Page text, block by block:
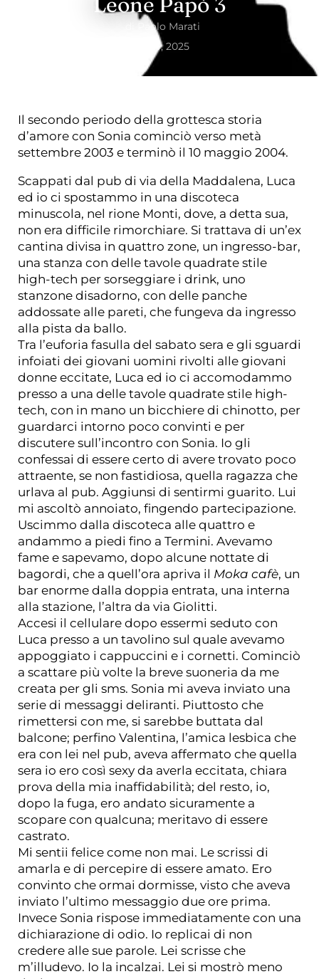
Paolo Marati
Marzo, 2025
Il secondo periodo della grottesca storia
d’amore con Sonia cominciò verso metà
settembre 2003 e terminò il 10 maggio 2004.
Scappati dal pub di via della Maddalena, Luca
ed io ci spostammo in una discoteca
minuscola, nel rione Monti, dove, a detta sua,
non era difficile rimorchiare. Si trattava di un’ex
cantina divisa in quattro zone, un ingresso-bar,
una stanza con delle tavole quadrate stile
high-tech per sorseggiare i drink, uno
stanzone disadorno, con delle panche
addossate alle pareti, che fungeva da ingresso
alla pista da ballo.
Tra l’euforia fasulla del sabato sera e gli sguardi
infoiati dei giovani uomini rivolti alle giovani
donne eccitate, Luca ed io ci accomodammo
presso a una delle tavole quadrate stile high-
tech, con in mano un bicchiere di chinotto, per
guardarci intorno poco convinti e per
discutere sull’incontro con Sonia. Io gli
confessai di essere certo di avere trovato poco
attraente, se non fastidiosa, quella ragazza che
urlava al pub. Aggiunsi di sentirmi guarito. Lui
mi ascoltò annoiato, fingendo partecipazione.
Uscimmo dalla discoteca alle quattro e
andammo a piedi fino a Termini. Avevamo
fame e sapevamo, dopo alcune nottate di
bagordi, che a quell’ora apriva il Moka cafè, un
bar enorme dalla doppia entrata, una interna
alla stazione, l’altra da via Giolitti.
Accesi il cellulare dopo essermi seduto con
Luca presso a un tavolino sul quale avevamo
appoggiato i cappuccini e i cornetti. Cominciò
a scattare più volte la breve suoneria da me
creata per gli sms. Sonia mi aveva inviato una
serie di messaggi deliranti. Piuttosto che
rimettersi con me, si sarebbe buttata dal
balcone; perfino Valentina, l’amica lesbica che
era con lei nel pub, aveva affermato che quella
sera io ero così sexy da averla eccitata, chiara
prova della mia inaffidabilità; del resto, io,
dopo la fuga, ero andato sicuramente a
scopare con qualcuna; meritavo di essere
castrato.
Mi sentii felice come non mai. Le scrissi di
amarla e di percepire di essere amato. Ero
convinto che ormai dormisse, visto che aveva
inviato l’ultimo messaggio due ore prima.
Invece Sonia rispose immediatamente con una
dichiarazione di odio. Io replicai di non
credere alle sue parole. Lei scrisse che
m’illudevo. Io la incalzai. Lei si mostrò meno